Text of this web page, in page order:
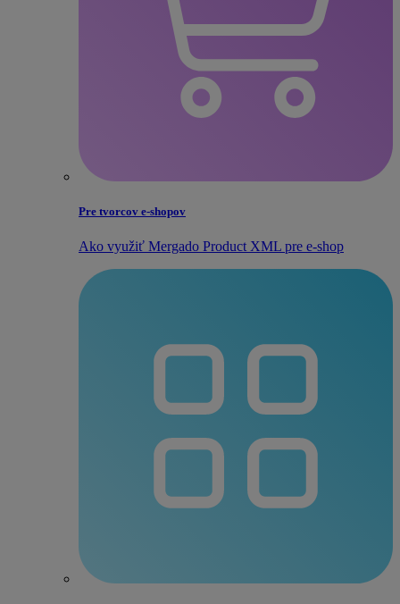
Pre tvorcov e‑shopov
Ako využiť Mergado Product XML pre e‑shop